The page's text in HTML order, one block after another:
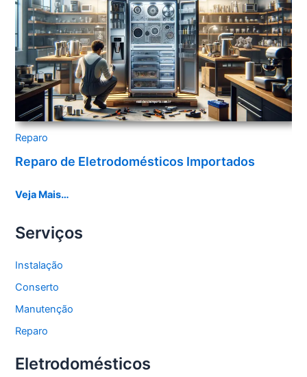
Reparo
Reparo de Eletrodomésticos Importados
Veja Mais…
Serviços
Instalação
Conserto
Manutenção
Reparo
Eletrodomésticos